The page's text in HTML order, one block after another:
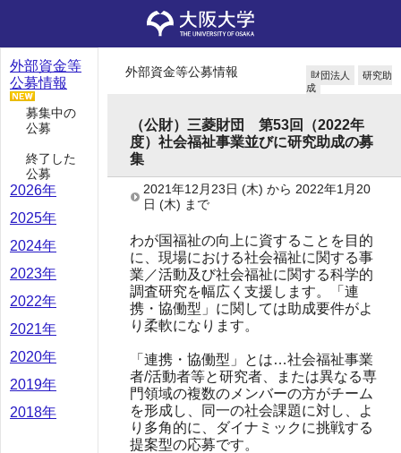
外部資金等
公募情報
募集中の
公募
終了した
公募
2026年
2025年
2024年
2023年
2022年
2021年
2020年
2019年
2018年
外部資金等公募情報 財団法人
研究助
成
（公財）三菱財団 第53回（2022年
度）社会福祉事業並びに研究助成の募
集
2021年12月23日 (木) から 2022年1月20
日 (木) まで
わが国福祉の向上に資することを目的
に、現場における社会福祉に関する事
業／活動及び社会福祉に関する科学的
調査研究を幅広く支援します。「連
携・協働型」に関しては助成要件がよ
り柔軟になります。
「連携・協働型」とは…社会福祉事業
者/活動者等と研究者、または異なる専
門領域の複数のメンバーの方がチーム
を形成し、同一の社会課題に対し、よ
り多角的に、ダイナミックに挑戦する
提案型の応募です。